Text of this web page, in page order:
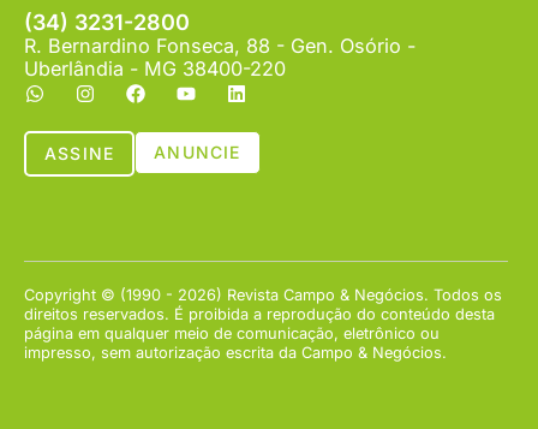
(34) 3231-2800
R. Bernardino Fonseca, 88 - Gen. Osório -
Uberlândia - MG 38400-220
ASSINE ANUNCIE
Copyright © (1990 - 2026) Revista Campo & Negócios. Todos os
direitos reservados. É proibida a reprodução do conteúdo desta
página em qualquer meio de comunicação, eletrônico ou
impresso, sem autorização escrita da Campo & Negócios.